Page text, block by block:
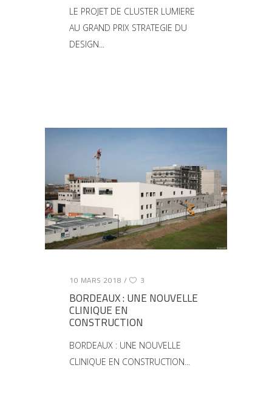
LE PROJET DE CLUSTER LUMIERE
AU GRAND PRIX STRATEGIE DU
DESIGN
10 MARS 2018 3
BORDEAUX : UNE NOUVELLE
CLINIQUE EN
CONSTRUCTION
BORDEAUX : UNE NOUVELLE
CLINIQUE EN CONSTRUCTION